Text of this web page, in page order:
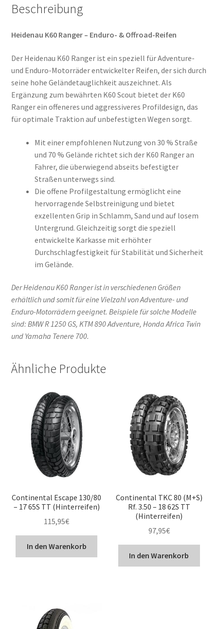
Beschreibung
Heidenau K60 Ranger – Enduro- & Offroad-Reifen
Der Heidenau K60 Ranger ist ein speziell für Adventure-
und Enduro-Motorräder entwickelter Reifen, der sich durch
seine hohe Geländetauglichkeit auszeichnet. Als
Ergänzung zum bewährten K60 Scout bietet der K60
Ranger ein offeneres und aggressiveres Profildesign, das
für optimale Traktion auf unbefestigten Wegen sorgt.
Mit einer empfohlenen Nutzung von 30 % Straße
und 70 % Gelände richtet sich der K60 Ranger an
Fahrer, die überwiegend abseits befestigter
Straßen unterwegs sind.
Die offene Profilgestaltung ermöglicht eine
hervorragende Selbstreinigung und bietet
exzellenten Grip in Schlamm, Sand und auf losem
Untergrund. Gleichzeitig sorgt die speziell
entwickelte Karkasse mit erhöhter
Durchschlagfestigkeit für Stabilität und Sicherheit
im Gelände.
Der Heidenau K60 Ranger ist in verschiedenen Größen
erhältlich und somit für eine Vielzahl von Adventure- und
Enduro-Motorrädern geeignet. Beispiele für solche Modelle
sind: BMW R 1250 GS, KTM 890 Adventure, Honda Africa Twin
und Yamaha Tenere 700.
Ähnliche Produkte
Continental Escape 130/80
– 17 65S TT (Hinterreifen)
115,95€
In den Warenkorb
Continental TKC 80 (M+S)
Rf. 3.50 – 18 62S TT
(Hinterreifen)
97,95€
In den Warenkorb